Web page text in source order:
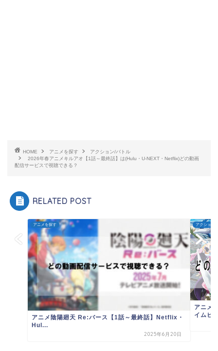
HOME アニメを探す
アクション/バトル
2026年春アニメキルアオ【1話～最終話】は(Hulu・U-NEXT・Netflix)どの動画
配信サービスで視聴できる？
RELATED POST
アニメを探す
アニメ陰陽廻天 Re:バース【1話～最終話】Netflix・
Hul...
2025年6月20日
アクション/
アニメ
イムビ